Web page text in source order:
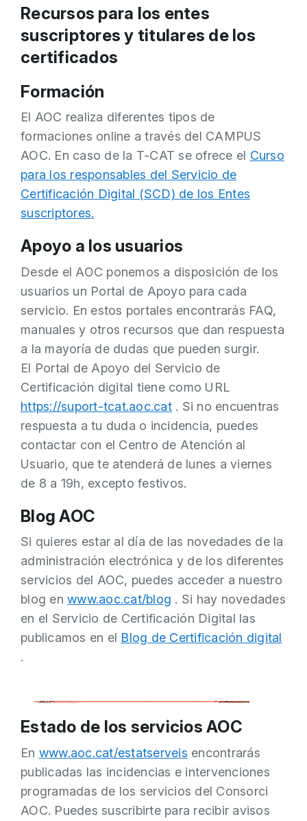
Recursos para los entes
suscriptores y titulares de los
certificados
Formación
El AOC realiza diferentes tipos de
formaciones online a través del CAMPUS
AOC. En caso de la T-CAT se ofrece el Curso
para los responsables del Servicio de
Certificación Digital (SCD) de los Entes
suscriptores.
Apoyo a los usuarios
Desde el AOC ponemos a disposición de los
usuarios un Portal de Apoyo para cada
servicio. En estos portales encontrarás FAQ,
manuales y otros recursos que dan respuesta
a la mayoría de dudas que pueden surgir.
El Portal de Apoyo del Servicio de
Certificación digital tiene como URL
https://suport-tcat.aoc.cat. Si no encuentras
respuesta a tu duda o incidencia, puedes
contactar con el Centro de Atención al
Usuario, que te atenderá de lunes a viernes
de 8 a 19h, excepto festivos.
Blog AOC
Si quieres estar al día de las novedades de la
administración electrónica y de los diferentes
servicios del AOC, puedes acceder a nuestro
blog en www.aoc.cat/blog . Si hay novedades
en el Servicio de Certificación Digital las
publicamos en el Blog de Certificación digital
.
Estado de los servicios AOC
En www.aoc.cat/estatserveis encontrarás
publicadas las incidencias e intervenciones
programadas de los servicios del Consorci
AOC. Puedes suscribirte para recibir avisos